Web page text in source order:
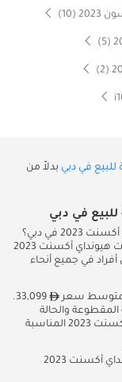
(10)
بدلاً من
هل تبحث عن سيارة مستعملة مثالية من هيونداي أكسنت 2023 في دبي؟
يوفر لك موقع دوبي كارز تشكيلة واسعة من سيارات هيونداي أكسنت 2023
في جميع أنحاء
33,099.
والحالة
والمواصفات، مما يساعدك في العثور على سيارة أكسنت 2023 المناسبة
تصفح إعلانات دوبي كارز اليوم واكتشف سيارة هيونداي أكسنت 2023